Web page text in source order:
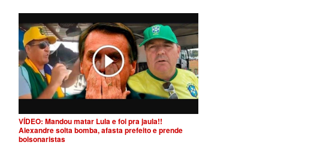
VÍDEO: Mandou matar Lula e foi pra jaula!!
Alexandre solta bomba, afasta prefeito e prende
bolsonaristas